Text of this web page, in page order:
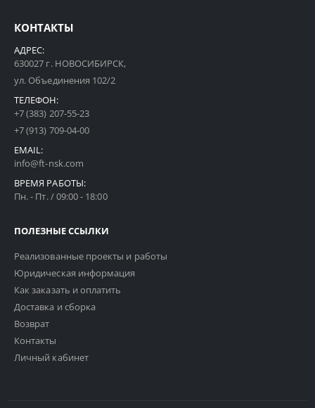
КОНТАКТЫ
АДРЕС:
630027 г. НОВОСИБИРСК,
ул. Объединения 102/2
ТЕЛЕФОН:
+7 (383) 207-55-23
+7 (913) 709-04-00
EMAIL:
info@ft-nsk.com
ВРЕМЯ РАБОТЫ:
Пн. - Пт. / 09:00 - 18:00
ПОЛЕЗНЫЕ ССЫЛКИ
Реализованные проекты и работы
Юридическая информация
Как заказать и оплатить
Доставка и сборка
Возврат
Контакты
Личный кабинет